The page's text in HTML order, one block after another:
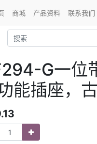
商城 产品资料 联系我们
G一位
能插座，